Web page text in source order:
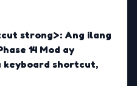
strong>: Ang ilang
14 Mod ay
keyboard shortcut,